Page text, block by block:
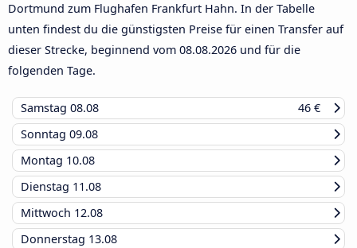
Dortmund zum Flughafen Frankfurt Hahn. In der Tabelle
unten findest du die günstigsten Preise für einen Transfer auf
dieser Strecke, beginnend vom 08.08.2026 und für die
folgenden Tage.
Samstag 08.08
46 €
Sonntag 09.08
Montag 10.08
Dienstag 11.08
Mittwoch 12.08
Donnerstag 13.08